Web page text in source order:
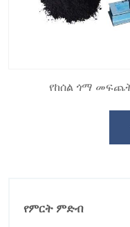
የምርት ምድብ
የከሰል ጎማ